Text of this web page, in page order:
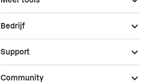
Bedrijf
Support
Community